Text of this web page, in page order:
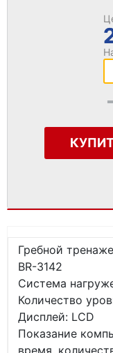
Гребной
ВR-3142
Система
Количество
Дисплей: LCD
Показание
время,